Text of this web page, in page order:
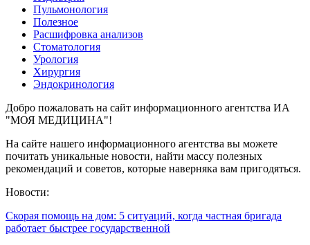
Пульмонология
Полезное
Расшифровка анализов
Стоматология
Урология
Хирургия
Эндокринология
Добро пожаловать на сайт информационного агентства ИА
"МОЯ МЕДИЦИНА"!
На сайте нашего информационного агентства вы можете
почитать уникальные новости, найти массу полезных
рекомендаций и советов, которые наверняка вам пригодяться.
Новости:
Скорая помощь на дом: 5 ситуаций, когда частная бригада
работает быстрее государственной